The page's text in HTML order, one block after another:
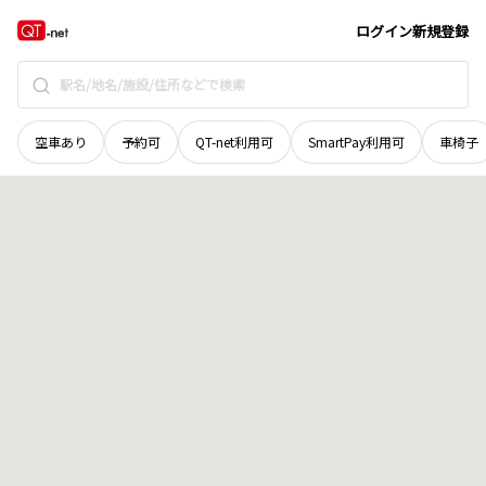
ログイン新規登録
空車あり 予約可 QT-net利用可 SmartPay利用可 車椅子
長野県